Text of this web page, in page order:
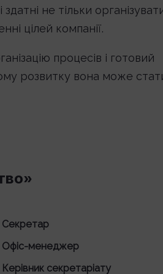
не тільки
цілей компанії.
процесів і готовий
розвитку вона може
Секретар
Офіс-менеджер
Керівник секретаріату